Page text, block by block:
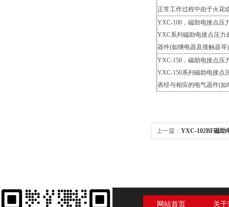
正常工作过程中由于火花
YXC-100，磁助电接点压
YXC系列磁助电接点压力
器件(如继电器及接触器
YXC-150，磁助电接点压
YXC-150系列磁助电接点
表经与相应的电气器件(
上一篇： YXC-102BF磁助
网站首页 关